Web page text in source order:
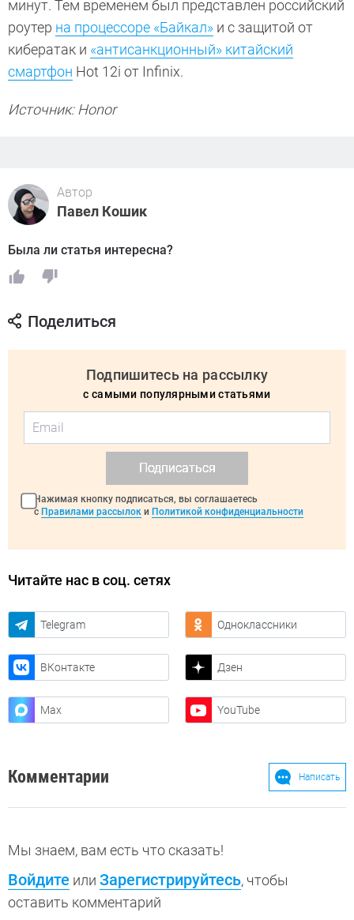
минут. Тем временем был представлен российский
роутер на процессоре «Байкал» и с защитой от
кибератак и «антисанкционный» китайский
смартфон Hot 12i от Infinix.
Источник: Honor
Автор
Павел Кошик
Была ли статья интересна?
Поделиться
Подпишитесь на рассылку
с самыми популярными статьями
Подписаться
Нажимая кнопку подписаться, вы соглашаетесь
с Правилами рассылок и Политикой конфиденциальности
Читайте нас в соц. сетях
Telegram Одноклассники
ВКонтакте Дзен
Max YouTube
Комментарии Написать
Мы знаем, вам есть что сказать!
Войдите или Зарегистрируйтесь, чтобы
оставить комментарий